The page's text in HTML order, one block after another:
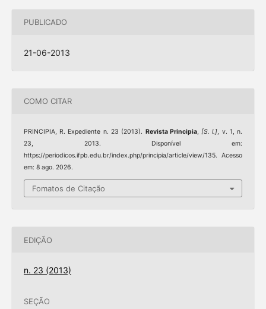
PUBLICADO
21-06-2013
COMO CITAR
PRINCIPIA, R. Expediente n. 23 (2013). Revista Principia,[S. l.], v. 1, n.
23, 2013. Disponível em:
https://periodicos.ifpb.edu.br/index.php/principia/article/view/135. Acesso
em: 8 ago. 2026.
Fomatos de Citação
EDIÇÃO
n. 23 (2013)
SEÇÃO